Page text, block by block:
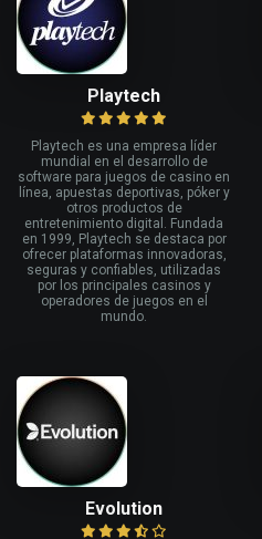
Playtech
Playtech es una empresa líder
mundial en el desarrollo de
software para juegos de casino en
línea, apuestas deportivas, póker y
otros productos de
entretenimiento digital. Fundada
en 1999, Playtech se destaca por
ofrecer plataformas innovadoras,
seguras y confiables, utilizadas
por los principales casinos y
operadores de juegos en el
mundo.
Evolution